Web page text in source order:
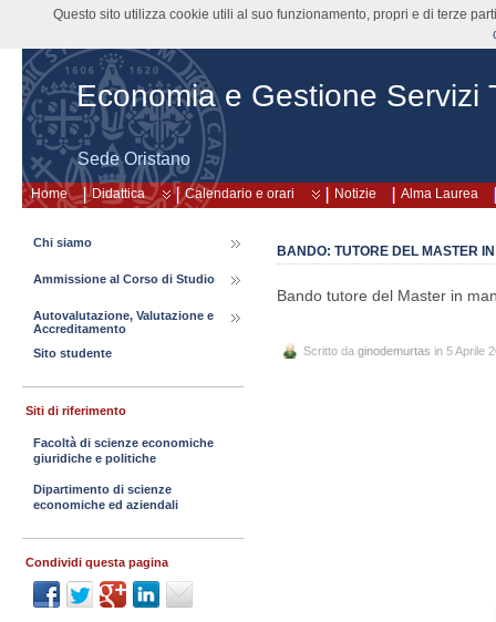
Economia e Gestione Servizi
Sede Oristano
Home Didattica Calendario e orari Notizie Alma Laurea
BANDO: TUTORE DEL MASTER
Bando tutore del Master in
Scritto da ginodemurtas in 5 Aprile
Chi siamo
Ammissione al Corso di Studio
Autovalutazione, Valutazione e
Accreditamento
Sito studente
Siti di riferimento
Facoltà di scienze economiche
giuridiche e politiche
Dipartimento di scienze
economiche ed aziendali
Condividi questa pagina
Questo sito utilizza cookie utili al suo funzionamento, propri e di terze